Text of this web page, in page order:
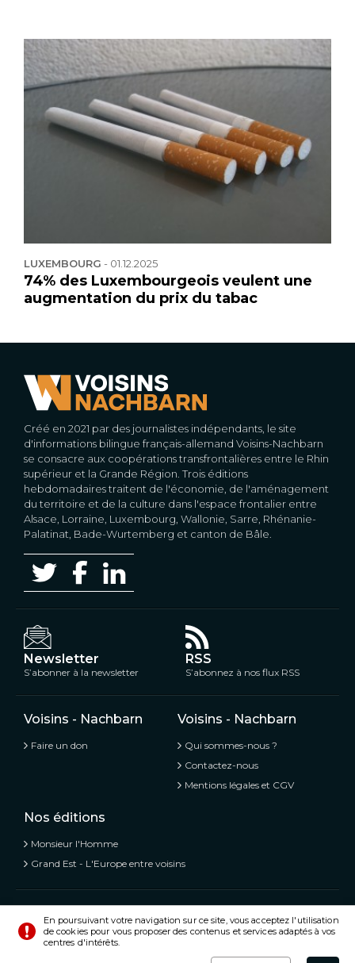
LUXEMBOURG - 01.12.2025
74% des Luxembourgeois veulent une
augmentation du prix du tabac
Créé en 2021 par des journalistes indépendants, le site
d'informations bilingue français-allemand Voisins-Nachbarn
se consacre aux coopérations transfrontalières entre le Rhin
supérieur et la Grande Région. Trois éditions
hebdomadaires traitent de l'économie, de l'aménagement
du territoire et de la culture dans l'espace frontalier entre
Alsace, Lorraine, Luxembourg, Wallonie, Sarre, Rhénanie-
Palatinat, Bade-Wurtemberg et canton de Bâle.
Newsletter
S’abonner à la newsletter
RSS
S’abonnez à nos flux RSS
Voisins - Nachbarn
Faire un don
Voisins - Nachbarn
Qui sommes-nous ?
Contactez-nous
Mentions légales et CGV
Nos éditions
Monsieur l'Homme
Grand Est - L'Europe entre voisins
Voisins - Nachbarn, L’information libre et mitoyenne
© Tous droits réservés 2020 - 2026
En poursuivant votre navigation sur ce site, vous acceptez l'utilisation
de cookies pour vous proposer des contenus et services adaptés à vos
centres d'intérêts.